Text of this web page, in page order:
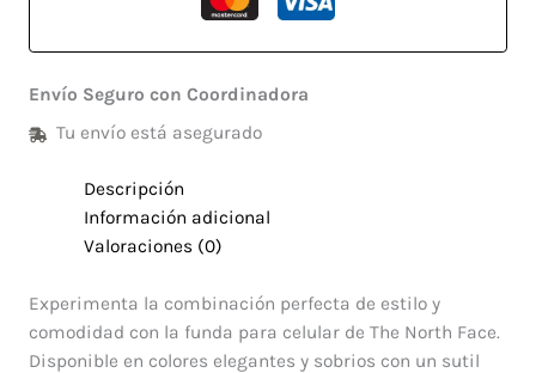
Envío Seguro con Coordinadora
Tu envío está asegurado
Descripción
Información adicional
Valoraciones (0)
Experimenta la combinación perfecta de estilo y
comodidad con la funda para celular de The North Face.
Disponible en colores elegantes y sobrios con un sutil